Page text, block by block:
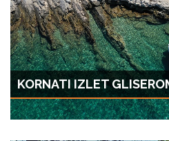
KORNATI IZLET